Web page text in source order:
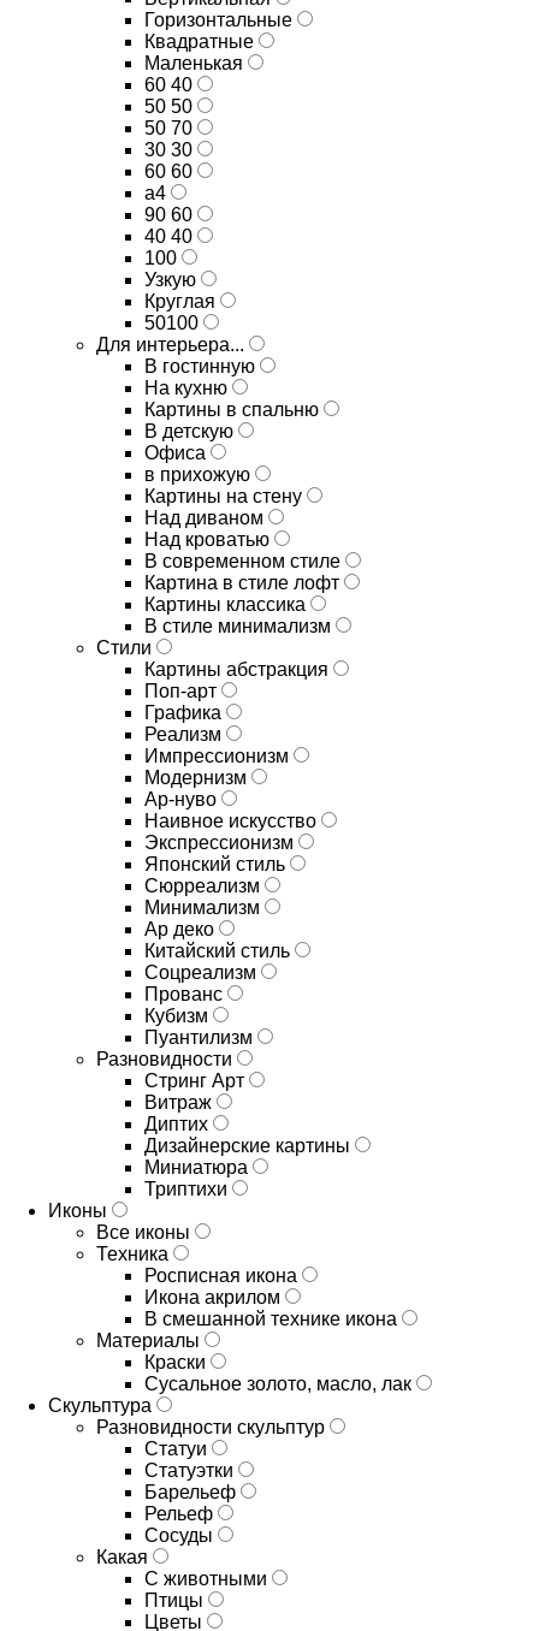
Горизонтальные
Квадратные
Маленькая
60 40
50 50
50 70
30 30
60 60
а4
90 60
40 40
100
Узкую
Круглая
50100
Для интерьера...
В гостинную
На кухню
Картины в спальню
В детскую
Офиса
в прихожую
Картины на стену
Над диваном
Над кроватью
В современном стиле
Картина в стиле лофт
Картины классика
В стиле минимализм
Стили
Картины абстракция
Поп-арт
Графика
Реализм
Импрессионизм
Модернизм
Ар-нуво
Наивное искусство
Экспрессионизм
Японский стиль
Сюрреализм
Минимализм
Ар деко
Китайский стиль
Соцреализм
Прованс
Кубизм
Пуантилизм
Разновидности
Стринг Арт
Витраж
Диптих
Дизайнерские картины
Миниатюра
Триптихи
Иконы
Все иконы
Техника
Росписная икона
Икона акрилом
В смешанной технике икона
Материалы
Краски
Сусальное золото, масло, лак
Скульптура
Разновидности скульптур
Статуи
Статуэтки
Барельеф
Рельеф
Сосуды
Какая
С животными
Птицы
Цветы